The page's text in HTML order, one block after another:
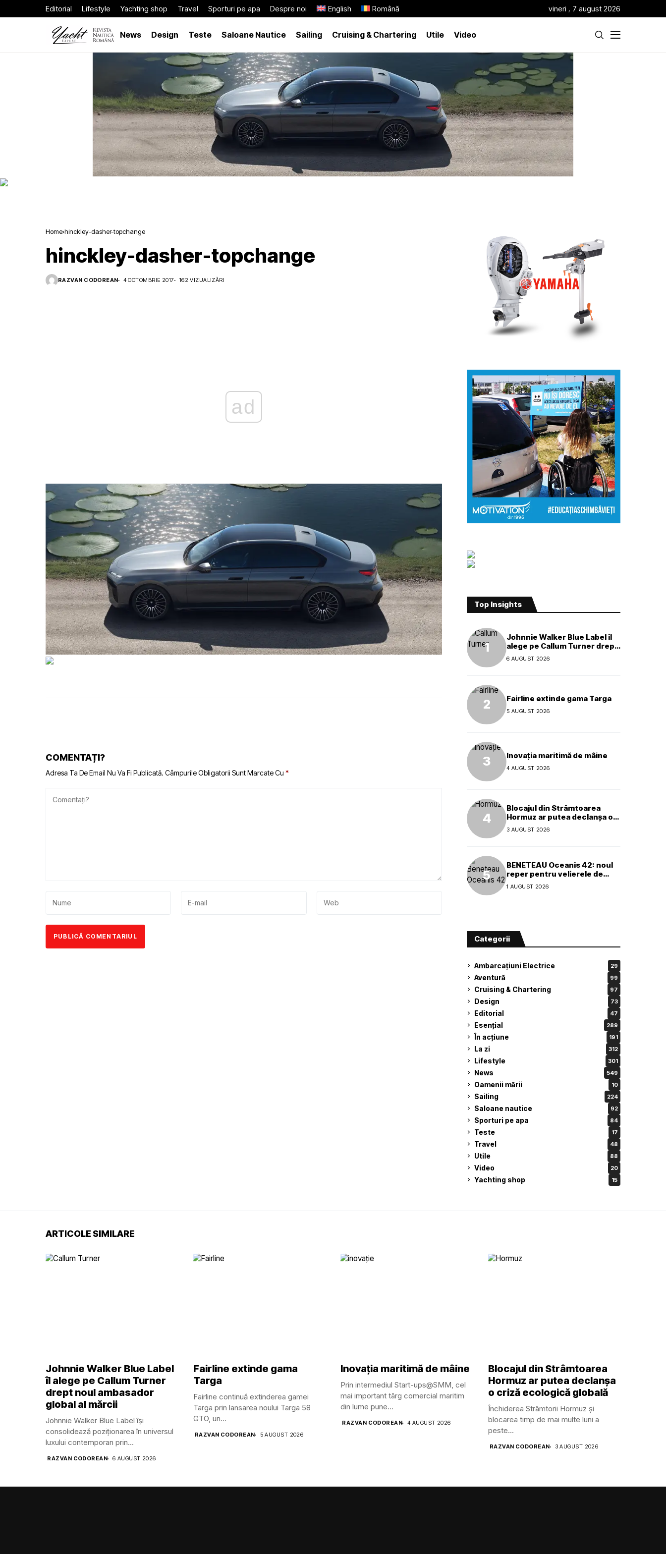
Editorial Lifestyle Yachting shop Travel Sporturi pe apa Despre noi English Română vineri , 7 august 2026
News Design Teste Saloane Nautice Sailing Cruising & Chartering Utile Video
Home hinckley-dasher-topchange
hinckley-dasher-topchange
RAZVAN CODOREAN 4 OCTOMBRIE 2017 162 VIZUALIZĂRI
ad
COMENTAȚI?
Adresa Ta De Email Nu Va Fi Publicată. Câmpurile Obligatorii Sunt Marcate Cu *
Top Insights
Johnnie Walker Blue Label îl
alege pe Callum Turner drept
noul ambasador global al
mărcii
6 AUGUST 2026
Fairline extinde gama Targa
5 AUGUST 2026
Inovația maritimă de mâine
4 AUGUST 2026
Blocajul din Strâmtoarea
Hormuz ar putea declanșa o
criză ecologică globală
3 AUGUST 2026
BENETEAU Oceanis 42: noul
reper pentru velierele de
croazieră de 40 de picioare
1 AUGUST 2026
Categorii
Ambarcațiuni Electrice 29
Aventură 99
Cruising & Chartering 97
Design 73
Editorial 47
Esențial 289
În acțiune 191
La zi 312
Lifestyle 301
News 549
Oamenii mării 10
Sailing 224
Saloane nautice 92
Sporturi pe apa 84
Teste 17
Travel 48
Utile 88
Video 20
Yachting shop 15
ARTICOLE SIMILARE
Johnnie Walker Blue Label
îl alege pe Callum Turner
drept noul ambasador
global al mărcii
Johnnie Walker Blue Label își
consolidează poziționarea în universul
luxului contemporan prin...
RAZVAN CODOREAN 6 AUGUST 2026
Fairline extinde gama
Targa
Fairline continuă extinderea gamei
Targa prin lansarea noului Targa 58
GTO, un...
RAZVAN CODOREAN 5 AUGUST 2026
Inovația maritimă de mâine
Prin intermediul Start-ups@SMM, cel
mai important târg comercial maritim
din lume pune...
RAZVAN CODOREAN 4 AUGUST 2026
Blocajul din Strâmtoarea
Hormuz ar putea declanșa
o criză ecologică globală
Închiderea Strâmtorii Hormuz și
blocarea timp de mai multe luni a
peste...
RAZVAN CODOREAN 3 AUGUST 2026